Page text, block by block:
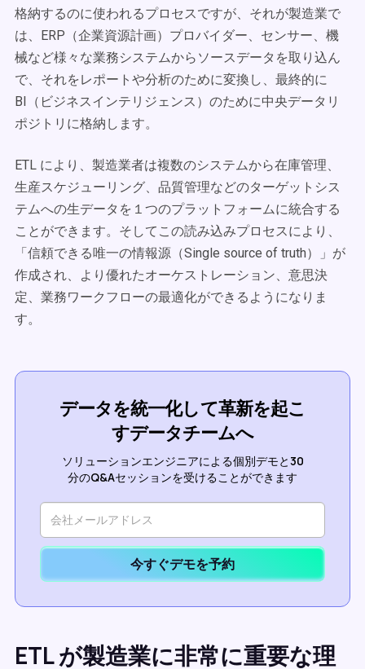
格納するのに使われるプロセスですが、それが製造業で
は、ERP（企業資源計画）プロバイダー、センサー、機
械など様々な業務システムからソースデータを取り込ん
で、それをレポートや分析のために変換し、最終的に
BI（ビジネスインテリジェンス）のために中央データリ
ポジトリに格納します。
ETL により、製造業者は複数のシステムから在庫管理、
生産スケジューリング、品質管理などのターゲットシス
テムへの生データを１つのプラットフォームに統合する
ことができます。そしてこの読み込みプロセスにより、
「信頼できる唯一の情報源（Single source of truth）」が
作成され、より優れたオーケストレーション、意思決
定、業務ワークフローの最適化ができるようになりま
す。
データを統一化して革新を起こ
すデータチームへ
ソリューションエンジニアによる個別デモと30
分のQ&Aセッションを受けることができます
今すぐデモを予約
ETL が製造業に非常に重要な理